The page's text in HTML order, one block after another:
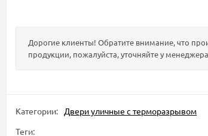
Дорогие клиенты! Обратите внимание, что
продукции, пожалуйста, уточняйте у
Категории:
Двери уличные с терморазрывом
Теги: